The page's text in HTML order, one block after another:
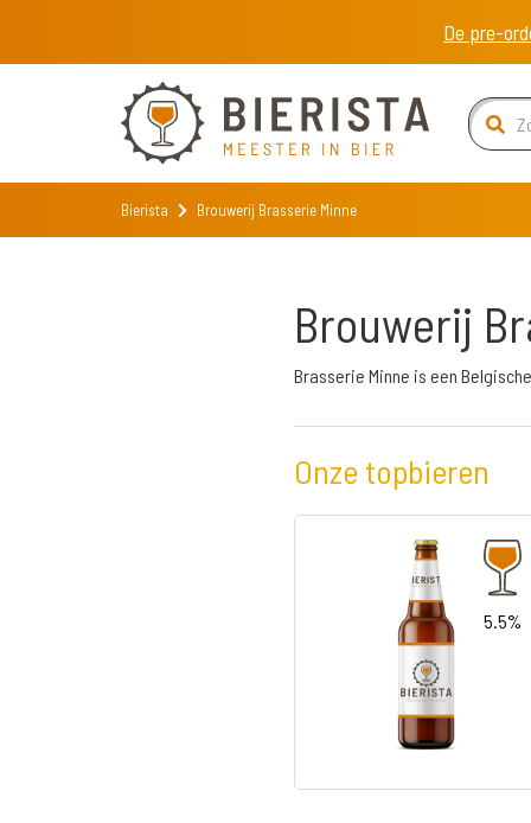
De pre-
Bierista Brouwerij Brasserie Minne
Brouwerij
Brasserie Minne is een
Onze topbieren
5.5%